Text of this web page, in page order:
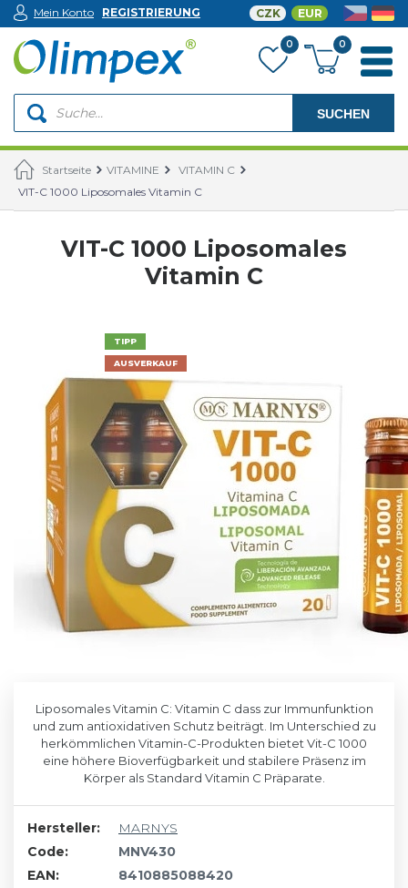
SUCHEN
Mein Konto REGISTRIERUNG
0
CZK EUR
0
Startseite VITAMINE
VITAMIN C
VIT-C 1000 Liposomales Vitamin C
VIT-C 1000 Liposomales
Vitamin C
TIPP
AUSVERKAUF
Liposomales Vitamin C: Vitamin C dass zur Immunfunktion
und zum antioxidativen Schutz beiträgt. Im Unterschied zu
herkömmlichen Vitamin-C-Produkten bietet Vit-C 1000
eine höhere Bioverfügbarkeit und stabilere Präsenz im
Körper als Standard Vitamin C Präparate.
Hersteller:
MARNYS
Code:
MNV430
EAN:
8410885088420